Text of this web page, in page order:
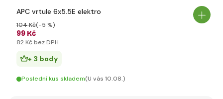
APC vrtule 6x5.5E elektro
99 Kč
104 Kč(-5 %)
82 Kč bez DPH
+ 3 body
Poslední kus skladem(U vás 10.08.)